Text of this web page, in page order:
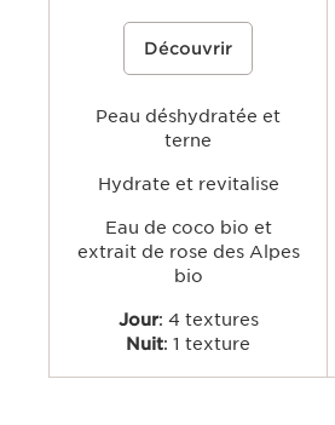
Une crème-gel hydratante à base
d'eau de coco bio et d'extrait de rose
Découvrir
Peau déshydratée et
terne
Hydrate et revitalise
Eau de coco bio et
extrait de rose des Alpes
bio
Jour: 4 textures
Nuit: 1 texture